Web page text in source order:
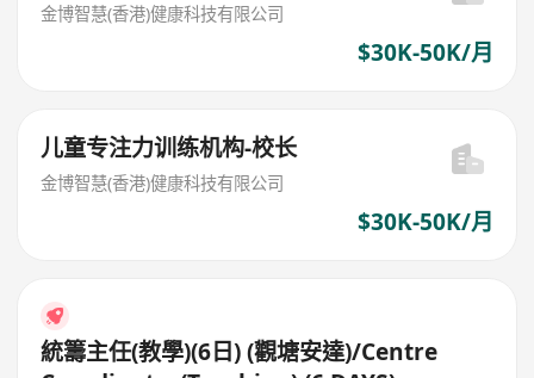
金博智慧(香港)健康科技有限公司
$30K-50K/月
儿童专注力训练机构-校长
金博智慧(香港)健康科技有限公司
$30K-50K/月
統籌主任(教學)(6日) (觀塘安達)/Centre